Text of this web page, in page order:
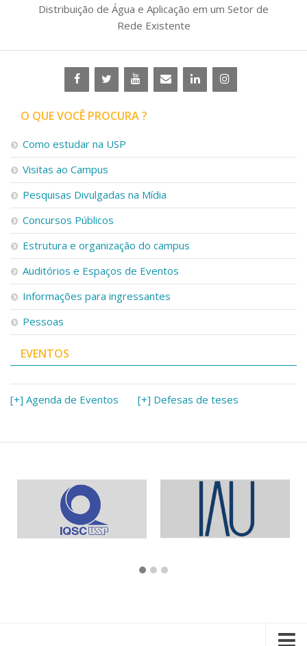
Distribuição de Água e Aplicação em um Setor de
Rede Existente
O QUE VOCÊ PROCURA ?
Como estudar na USP
Visitas ao Campus
Pesquisas Divulgadas na Mídia
Concursos Públicos
Estrutura e organização do campus
Auditórios e Espaços de Eventos
Informações para ingressantes
Pessoas
EVENTOS
[+] Agenda de Eventos [+] Defesas de teses